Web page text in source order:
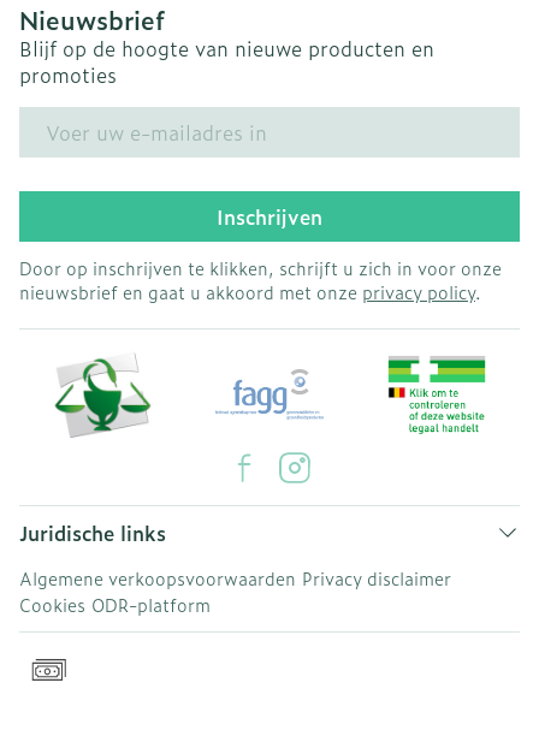
Nieuwsbrief
Blijf op de hoogte van nieuwe producten en
promoties
Inschrijven
Door op inschrijven te klikken, schrijft u zich in voor onze
nieuwsbrief en gaat u akkoord met onze privacy policy.
Juridische links
Algemene verkoopsvoorwaarden Privacy disclaimer
Cookies ODR-platform